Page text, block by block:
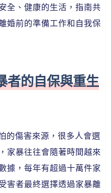
全、健康的生活，指南共
婚前的準備工作和自我保
者的自保與重生
的傷害來源，很多人會選
家暴往往會隨著時間越來
據，每年有超過十萬件家
害者最終選擇透過家暴離